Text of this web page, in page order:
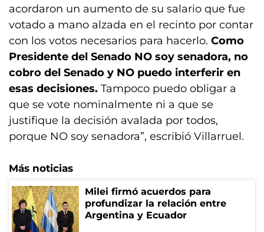
acordaron un aumento de su salario que fue
votado a mano alzada en el recinto por contar
con los votos necesarios para hacerlo. Como
Presidente del Senado NO soy senadora, no
cobro del Senado y NO puedo interferir en
esas decisiones. Tampoco puedo obligar a
que se vote nominalmente ni a que se
justifique la decisión avalada por todos,
porque NO soy senadora”, escribió Villarruel.
Más noticias
Milei firmó acuerdos para
profundizar la relación entre
Argentina y Ecuador